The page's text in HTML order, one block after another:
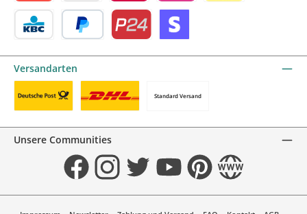
Satispay by mollieBancontact by mollie
Belfius by mollieeps by mollie
Versandarten
Standard Versand
Unsere Communities
FacebookInstagramTwitter YouTubePinterestWebsite